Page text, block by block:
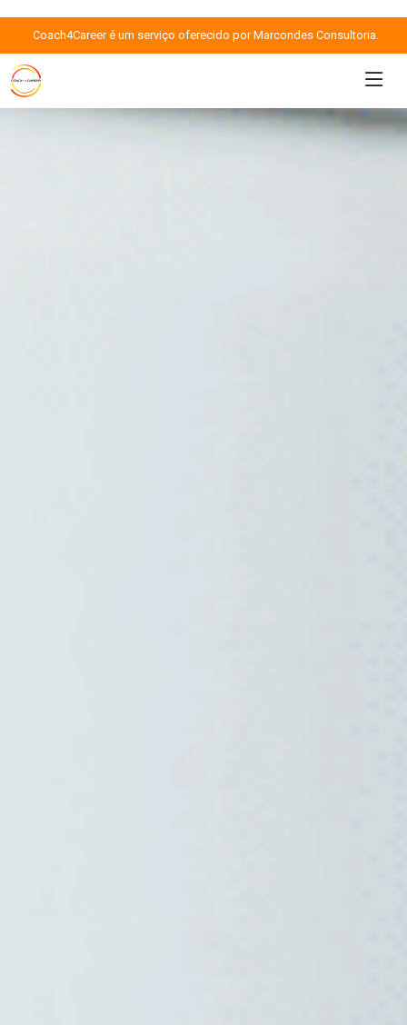
Coach4Career é um serviço oferecido por Marcondes Consultoria.